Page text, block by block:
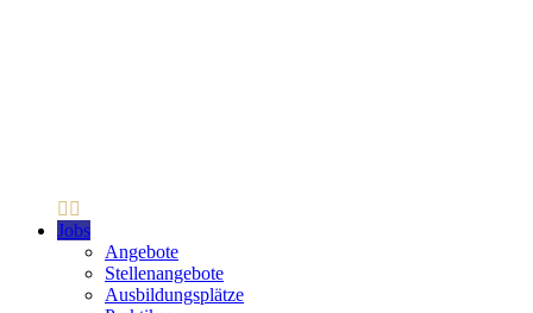
Jobs
Angebote
Stellenangebote
Ausbildungsplätze